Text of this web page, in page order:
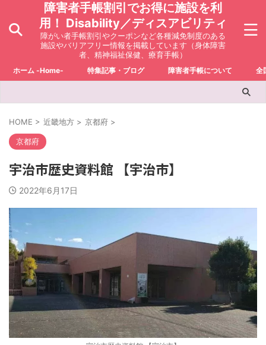
障害者手帳割引でお得に施設を利
用！ Disability／ディスアビリティ
障がい者手帳割引やクーポンなど各種減免制度のある
施設やバリアフリー情報を掲載しています（身体障害
者、精神福祉保健、療育手帳）
ホーム -Home- 特集記事・ブログ 障害者手帳について 全
HOME > 近畿地方 > 京都府 >
京都府
宇治市歴史資料館 【宇治市】
2022年6月17日